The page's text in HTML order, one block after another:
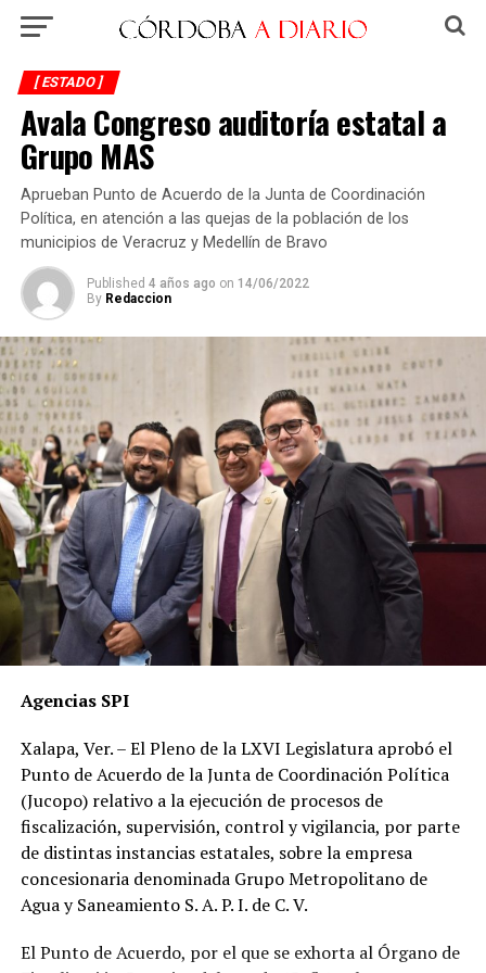
[ ESTADO ]
Avala Congreso auditoría estatal a
Grupo MAS
Aprueban Punto de Acuerdo de la Junta de Coordinación
Política, en atención a las quejas de la población de los
municipios de Veracruz y Medellín de Bravo
Published 4 años ago on 14/06/2022
By Redaccion
Agencias SPI
Xalapa, Ver. – El Pleno de la LXVI Legislatura aprobó el
Punto de Acuerdo de la Junta de Coordinación Política
(Jucopo) relativo a la ejecución de procesos de
fiscalización, supervisión, control y vigilancia, por parte
de distintas instancias estatales, sobre la empresa
concesionaria denominada Grupo Metropolitano de
Agua y Saneamiento S. A. P. I. de C. V.
El Punto de Acuerdo, por el que se exhorta al Órgano de